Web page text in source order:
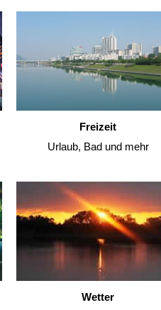
Freizeit
Urlaub, Bad und mehr
Wetter